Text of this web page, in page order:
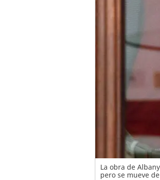
La obra de
pero se mueve